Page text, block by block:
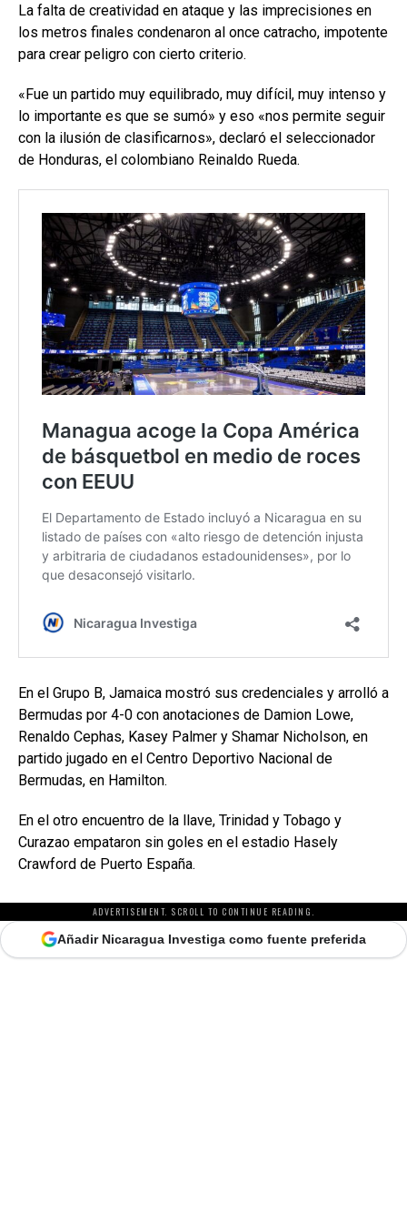
La falta de creatividad en ataque y las imprecisiones en
los metros finales condenaron al once catracho, impotente
para crear peligro con cierto criterio.
«Fue un partido muy equilibrado, muy difícil, muy intenso y
lo importante es que se sumó» y eso «nos permite seguir
con la ilusión de clasificarnos», declaró el seleccionador
de Honduras, el colombiano Reinaldo Rueda.
En el Grupo B, Jamaica mostró sus credenciales y arrolló a
Bermudas por 4-0 con anotaciones de Damion Lowe,
Renaldo Cephas, Kasey Palmer y Shamar Nicholson, en
partido jugado en el Centro Deportivo Nacional de
Bermudas, en Hamilton.
En el otro encuentro de la llave, Trinidad y Tobago y
Curazao empataron sin goles en el estadio Hasely
Crawford de Puerto España.
ADVERTISEMENT. SCROLL TO CONTINUE READING.
Añadir Nicaragua Investiga como fuente preferida